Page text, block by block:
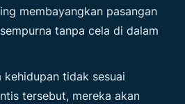
membayangkan pasangan
tanpa cela di dalam
kehidupan tidak sesuai
tersebut, mereka akan